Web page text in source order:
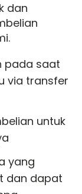
dan
pada saat
via transfer
untuk
yang
dan dapat